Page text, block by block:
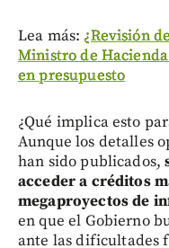
Lea más: ¿Revisión
Ministro de
en presupuesto
¿Qué implica esto
Aunque los detalles
han sido publicados,
acceder a créditos
megaproyectos de
en que el Gobierno
ante las dificultades